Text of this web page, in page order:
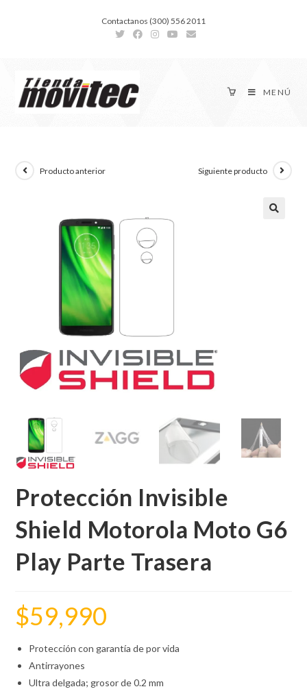
Contactanos (300) 556 2011
MENÚ
Producto anterior Siguiente producto
Protección Invisible
Shield Motorola Moto G6
Play Parte Trasera
$59,990
Protección con garantía de por vida
Antirrayones
Ultra delgada; grosor de 0.2 mm